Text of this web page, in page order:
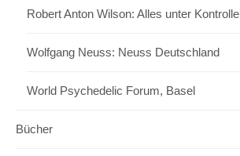
Robert Anton Wilson: Alles unter Kontrolle
Wolfgang Neuss: Neuss Deutschland
World Psychedelic Forum, Basel
Bücher